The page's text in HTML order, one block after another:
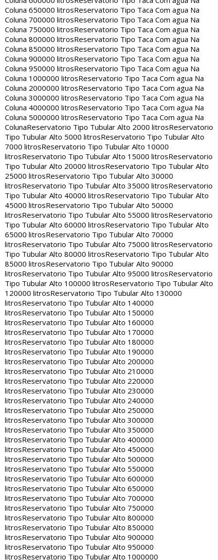
Coluna 650000 litrosReservatorio Tipo Taca Com agua Na
Coluna 700000 litrosReservatorio Tipo Taca Com agua Na
Coluna 750000 litrosReservatorio Tipo Taca Com agua Na
Coluna 800000 litrosReservatorio Tipo Taca Com agua Na
Coluna 850000 litrosReservatorio Tipo Taca Com agua Na
Coluna 900000 litrosReservatorio Tipo Taca Com agua Na
Coluna 950000 litrosReservatorio Tipo Taca Com agua Na
Coluna 1000000 litrosReservatorio Tipo Taca Com agua Na
Coluna 2000000 litrosReservatorio Tipo Taca Com agua Na
Coluna 3000000 litrosReservatorio Tipo Taca Com agua Na
Coluna 4000000 litrosReservatorio Tipo Taca Com agua Na
Coluna 5000000 litrosReservatorio Tipo Taca Com agua Na
ColunaReservatorio Tipo Tubular Alto 2000 litrosReservatorio
Tipo Tubular Alto 5000 litrosReservatorio Tipo Tubular Alto
7000 litrosReservatorio Tipo Tubular Alto 10000
litrosReservatorio Tipo Tubular Alto 15000 litrosReservatorio
Tipo Tubular Alto 20000 litrosReservatorio Tipo Tubular Alto
25000 litrosReservatorio Tipo Tubular Alto 30000
litrosReservatorio Tipo Tubular Alto 35000 litrosReservatorio
Tipo Tubular Alto 40000 litrosReservatorio Tipo Tubular Alto
45000 litrosReservatorio Tipo Tubular Alto 50000
litrosReservatorio Tipo Tubular Alto 55000 litrosReservatorio
Tipo Tubular Alto 60000 litrosReservatorio Tipo Tubular Alto
65000 litrosReservatorio Tipo Tubular Alto 70000
litrosReservatorio Tipo Tubular Alto 75000 litrosReservatorio
Tipo Tubular Alto 80000 litrosReservatorio Tipo Tubular Alto
85000 litrosReservatorio Tipo Tubular Alto 90000
litrosReservatorio Tipo Tubular Alto 95000 litrosReservatorio
Tipo Tubular Alto 100000 litrosReservatorio Tipo Tubular Alto
120000 litrosReservatorio Tipo Tubular Alto 130000
litrosReservatorio Tipo Tubular Alto 140000
litrosReservatorio Tipo Tubular Alto 150000
litrosReservatorio Tipo Tubular Alto 160000
litrosReservatorio Tipo Tubular Alto 170000
litrosReservatorio Tipo Tubular Alto 180000
litrosReservatorio Tipo Tubular Alto 190000
litrosReservatorio Tipo Tubular Alto 200000
litrosReservatorio Tipo Tubular Alto 210000
litrosReservatorio Tipo Tubular Alto 220000
litrosReservatorio Tipo Tubular Alto 230000
litrosReservatorio Tipo Tubular Alto 240000
litrosReservatorio Tipo Tubular Alto 250000
litrosReservatorio Tipo Tubular Alto 300000
litrosReservatorio Tipo Tubular Alto 350000
litrosReservatorio Tipo Tubular Alto 400000
litrosReservatorio Tipo Tubular Alto 450000
litrosReservatorio Tipo Tubular Alto 500000
litrosReservatorio Tipo Tubular Alto 550000
litrosReservatorio Tipo Tubular Alto 600000
litrosReservatorio Tipo Tubular Alto 650000
litrosReservatorio Tipo Tubular Alto 700000
litrosReservatorio Tipo Tubular Alto 750000
litrosReservatorio Tipo Tubular Alto 800000
litrosReservatorio Tipo Tubular Alto 850000
litrosReservatorio Tipo Tubular Alto 900000
litrosReservatorio Tipo Tubular Alto 950000
litrosReservatorio Tipo Tubular Alto 1000000